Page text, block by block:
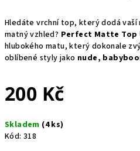
Hledáte vrchní top, který dodá
matný vzhled? Perfect Matte Top
hlubokého matu, který dokonale
oblíbené styly jako nude,
200 Kč
cena:
Skladem (4 ks)
Kód: 318